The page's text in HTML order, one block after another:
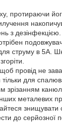
протираючи
з дезінфекцією.
струму в 5А.
провід не
для
зрізанням
металевих
знищувати
до серйозної